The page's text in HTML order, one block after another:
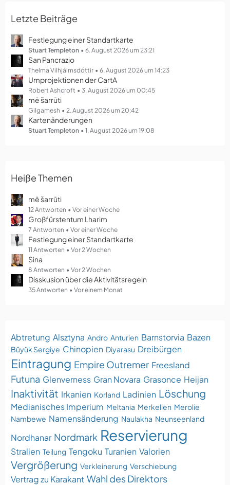
t
r
g
e
e
i
t
r
ä
g
e
Letzte Beiträge
Festlegung einer Standartkarte
Stuart Templeton 6. August 2026 um 23:21
San Pancrazio
Thelma Vilhjálmsdóttir 6. August 2026 um 14:23
Umprojektionen der CartA
Robert Ashcroft 3. August 2026 um 00:45
mē šarrūti
Gilgamesh 2. August 2026 um 20:42
Kartenänderungen
Stuart Templeton 1. August 2026 um 19:08
Heiße Themen
mē šarrūti
12 Antworten Vor einer Woche
Großfürstentum Lharim
7 Antworten Vor einer Woche
Festlegung einer Standartkarte
11 Antworten Vor 2 Wochen
Sina
8 Antworten Vor 2 Wochen
Disskusion über die Aktivitätsregeln
35 Antworten Vor einem Monat
Abtretung Alsztyna Andro Anturien Barnstorvia Bazen
Büyük Sergiye Chinopien Diyarasu Dreibürgen
Eintragung Empire Outremer Freesland
Futuna Glenverness Gran Novara Grasonce Heijan
Inaktivität Irkanien Korland Ladinien Löschung
Medianisches Imperium Meltania Merkellen Merolie
Nambewe Namensänderung Naulakha Neunseenland
Nordhanar Nordmark Reservierung
Stralien Teilung Tengoku Turanien Valorien
Vergrößerung Verkleinerung Verschiebung
Vertrag zu Karakant Wahl des Direktors